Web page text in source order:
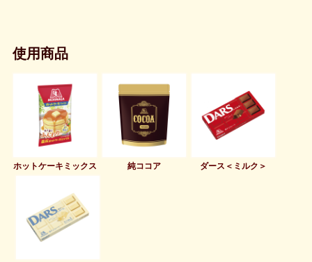
使用商品
ホットケーキミックス 純ココア ダース＜ミルク＞